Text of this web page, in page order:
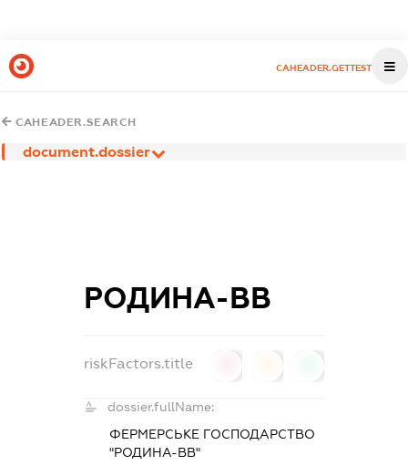
CAHEADER.GETTEST
CAHEADER.SEARCH
document.dossier
РОДИНА-ВВ
riskFactors.title
dossier.fullName:
ФЕРМЕРСЬКЕ ГОСПОДАРСТВО
"РОДИНА-ВВ"